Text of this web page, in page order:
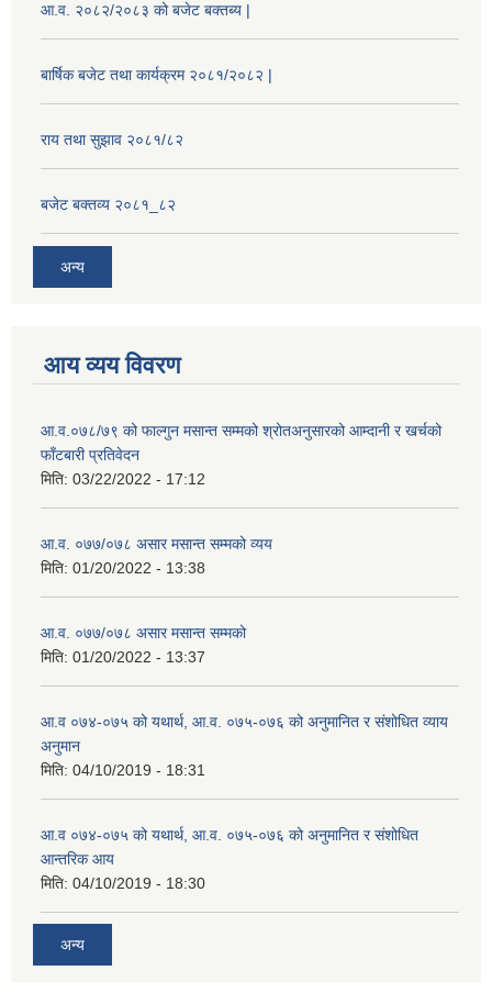
आ.व. २०८२/२०८३ को बजेट बक्तब्य |
बार्षिक बजेट तथा कार्यक्रम २०८१/२०८२ |
राय तथा सुझाव २०८१/८२
बजेट बक्तव्य २०८१_८२
अन्य
आय व्यय विवरण
आ.व.०७८/७९ को फाल्गुन मसान्त सम्मको श्रोतअनुसारको आम्दानी र खर्चको
फाँटबारी प्रतिवेदन
मिति: 03/22/2022 - 17:12
आ.व. ०७७/०७८ असार मसान्त सम्मको व्यय
मिति: 01/20/2022 - 13:38
आ.व. ०७७/०७८ असार मसान्त सम्मको
मिति: 01/20/2022 - 13:37
आ.व ०७४-०७५ को यथार्थ, आ.व. ०७५-०७६ को अनुमानित र संशोधित व्याय
अनुमान
मिति: 04/10/2019 - 18:31
आ.व ०७४-०७५ को यथार्थ, आ.व. ०७५-०७६ को अनुमानित र संशोधित
आन्तरिक आय
मिति: 04/10/2019 - 18:30
अन्य